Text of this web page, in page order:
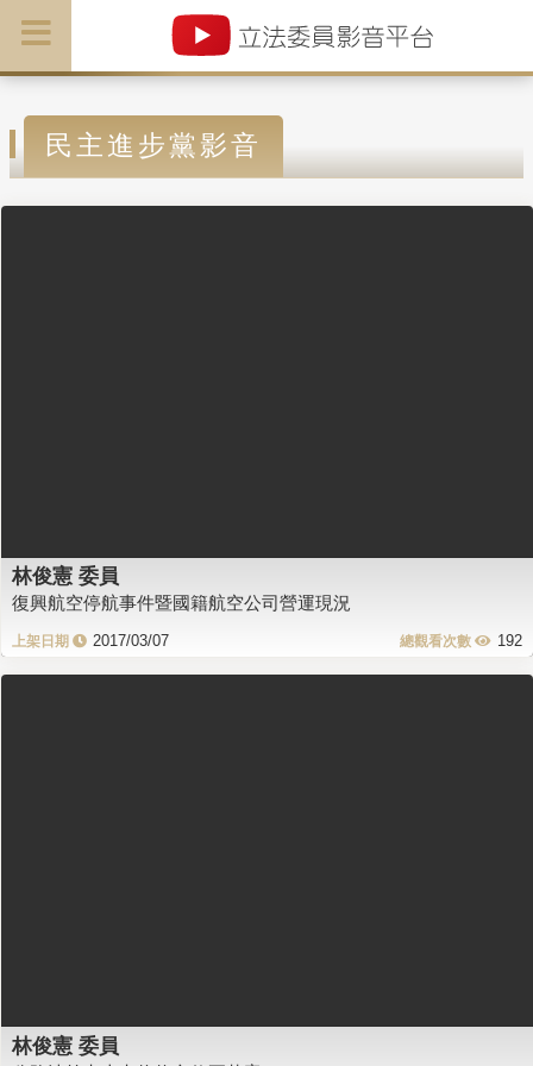
民主進步黨影音
林俊憲 委員
復興航空停航事件暨國籍航空公司營運現況
2017/03/07 192
林俊憲 委員